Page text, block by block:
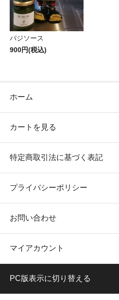
バジソース
900円(税込)
ホーム
カートを見る
特定商取引法に基づく表記
プライバシーポリシー
お問い合わせ
マイアカウント
PC版表示に切り替える